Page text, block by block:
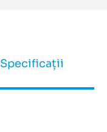
Specificații